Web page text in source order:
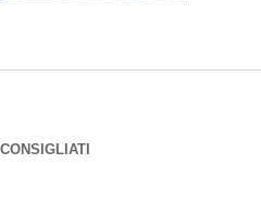
CONSIGLIATI